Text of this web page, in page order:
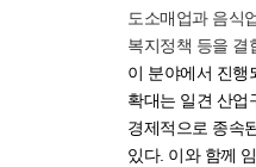
도소매업과 음식
복지정책 등을 결
이 분야에서 진행
확대는 일견 산업
경제적으로 종속
있다. 이와 함께